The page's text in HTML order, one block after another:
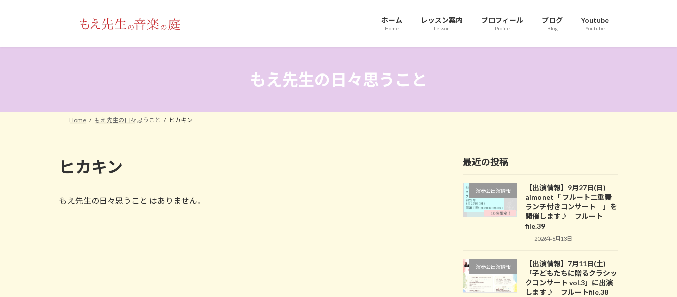
プ
動
ホーム
Home
レッスン案内
Lesson
プロフィール
Profile
ブログ
Blog
Youtube
Youtube
もえ先生の日々思うこと
Home もえ先生の日々思うこと ヒカキン
ヒカキン
もえ先生の日々思うこと はありません。
最近の投稿
演奏会出演情報
【出演情報】9月27日(日)
aimonet「 フルート二重奏
ランチ付きコンサート 」を
開催します♪ フルート
file.39
2026年6月13日
演奏会出演情報
【出演情報】7月11日(土)
「子どもたちに贈るクラシッ
クコンサート vol.3」に出演
します♪ フルートfile.38